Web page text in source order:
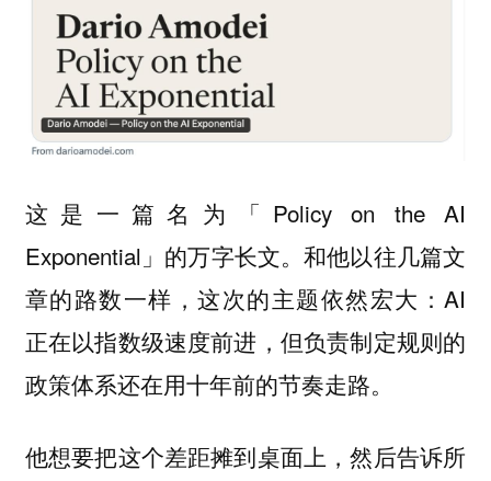
这是一篇名为「Policy on the AI
Exponential」的万字长文。和他以往几篇文
章的路数一样，这次的主题依然宏大：AI
正在以指数级速度前进，但负责制定规则的
政策体系还在用十年前的节奏走路。
他想要把这个差距摊到桌面上，然后告诉所